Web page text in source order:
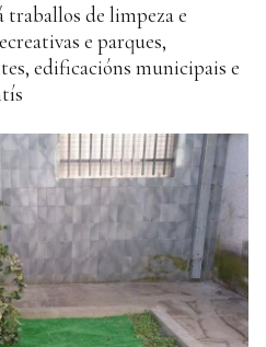
traballos de limpeza e
e parques,
edificacións municipais e